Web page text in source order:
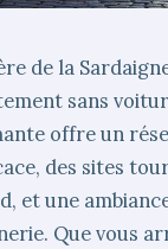
de la
sans
offre un
des sites
et une
Que vous